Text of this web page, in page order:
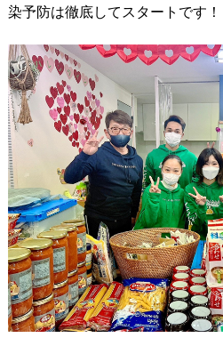
染予防は徹底してスタートです！